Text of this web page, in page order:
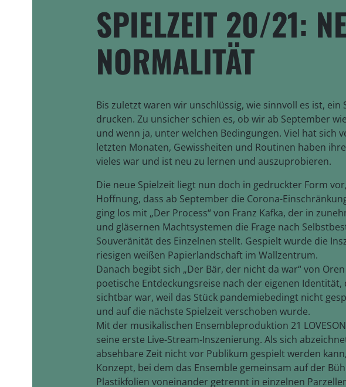
SPIELZEIT 20/21:
NORMALITÄT
Bis zuletzt waren wir unschlüssig, wie sinnvoll es ist, ein
drucken. Zu unsicher schien es, ob wir ab September
und wenn ja, unter welchen Bedingungen. Viel hat sich
letzten Monaten, Gewissheiten und Routinen haben
vieles war und ist neu zu lernen und auszuprobieren.
Die neue Spielzeit liegt nun doch in gedruckter Form
Hoffnung, dass ab September die Corona-
ging los mit „Der Process“ von Franz Kafka, der in
und gläsernen Machtsystemen die Frage nach
Souveränität des Einzelnen stellt. Gespielt wurde die
riesigen weißen Papierlandschaft im Wallzentrum.
Danach begibt sich „Der Bär, der nicht da war“ von
poetische Entdeckungsreise nach der eigenen
sichtbar war, weil das Stück pandemiebedingt nicht
und auf die nächste Spielzeit verschoben wurde.
Mit der musikalischen Ensembleproduktion 21
seine erste Live-Stream-Inszenierung. Als sich
absehbare Zeit nicht vor Publikum gespielt werden
Konzept, bei dem das Ensemble gemeinsam auf der
Plastikfolien voneinander getrennt in einzelnen